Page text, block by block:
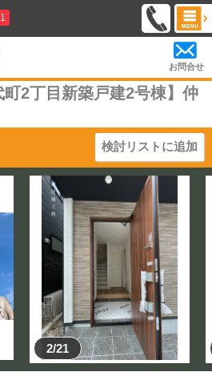
1
お問合せ
町2丁目新築戸建2号棟】仲
検討リストに追加
2/21